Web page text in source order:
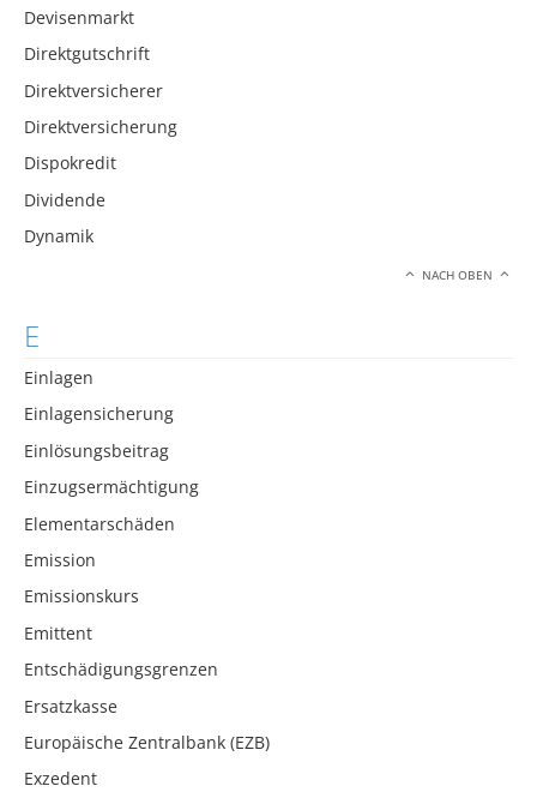
Devisenmarkt
Direktgutschrift
Direktversicherer
Direktversicherung
Dispokredit
Dividende
Dynamik
NACH OBEN
E
Einlagen
Einlagensicherung
Einlösungsbeitrag
Einzugsermächtigung
Elementarschäden
Emission
Emissionskurs
Emittent
Entschädigungsgrenzen
Ersatzkasse
Europäische Zentralbank (EZB)
Exzedent